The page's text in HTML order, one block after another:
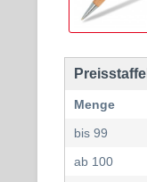
Menge
bis 99
ab 100